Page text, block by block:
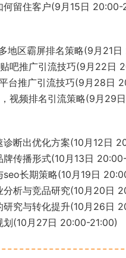
何留住客户(9月15日 20:00-
地区霸屏排名策略(9月21
吧推广引流技巧(9月22日
台推广引流技巧(9月28日
视频排名引流策略(9月29
诊断出优化方案(10月12日
牌传播形式(10月13日
seo长期策略(10月19日
分析与竞品研究(10月20日
研究与转化提升(10月26日
划(10月27日 20:00-21:00)